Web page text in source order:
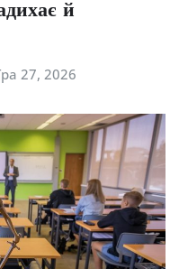
й
27, 2026